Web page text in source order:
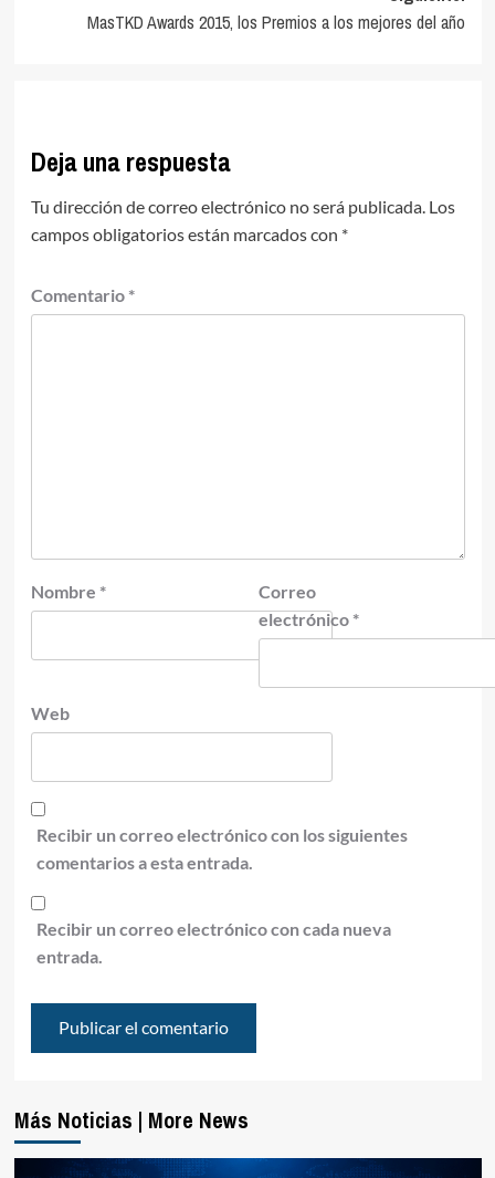
entradas
MasTKD Awards 2015, los Premios a los mejores del año
Deja una respuesta
Tu dirección de correo electrónico no será publicada. Los
campos obligatorios están marcados con *
Comentario *
Nombre *
Correo
electrónico *
Web
Recibir un correo electrónico con los siguientes
comentarios a esta entrada.
Recibir un correo electrónico con cada nueva
entrada.
Más Noticias | More News